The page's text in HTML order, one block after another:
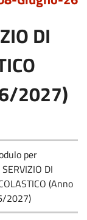
DI
2027)
per
DI
(Anno
2027)